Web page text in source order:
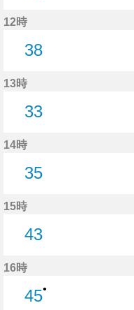
12時
38
13時
33
14時
35
15時
43
16時
45●